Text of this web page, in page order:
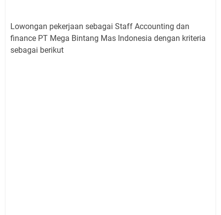
Lowongan pekerjaan sebagai Staff Accounting dan
finance PT Mega Bintang Mas Indonesia dengan kriteria
sebagai berikut